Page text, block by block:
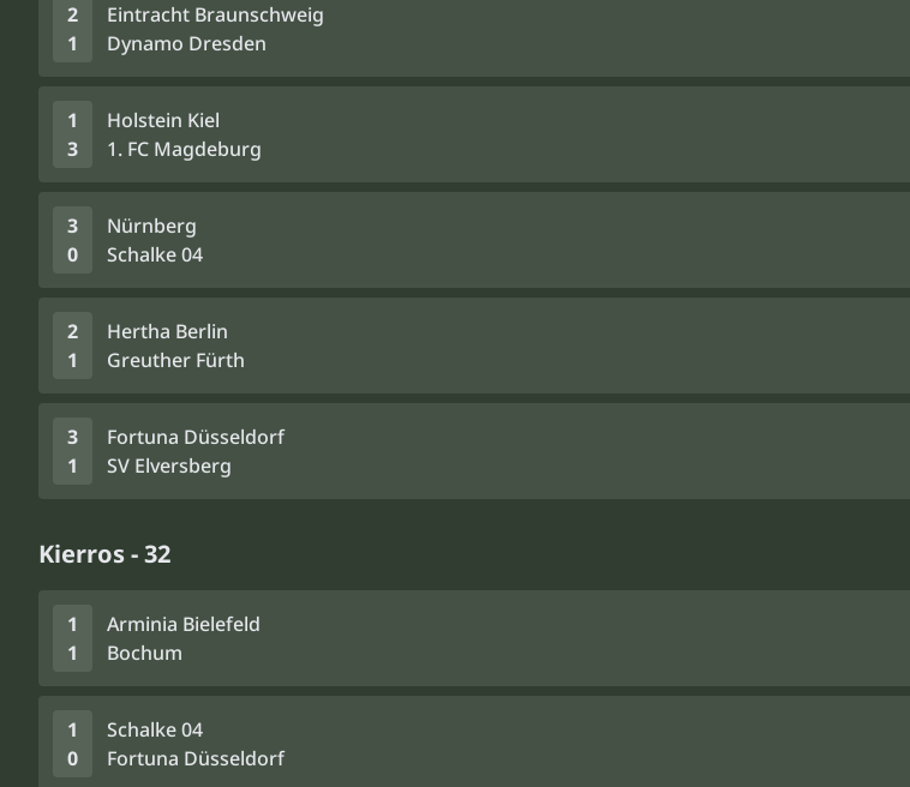
2
1
Eintracht Braunschweig
Dynamo Dresden
1
3
Holstein Kiel
1. FC Magdeburg
3
0
Nürnberg
Schalke 04
2
1
Hertha Berlin
Greuther Fürth
3
1
Fortuna Düsseldorf
SV Elversberg
Kierros - 32
1
1
Arminia Bielefeld
Bochum
1
0
Schalke 04
Fortuna Düsseldorf